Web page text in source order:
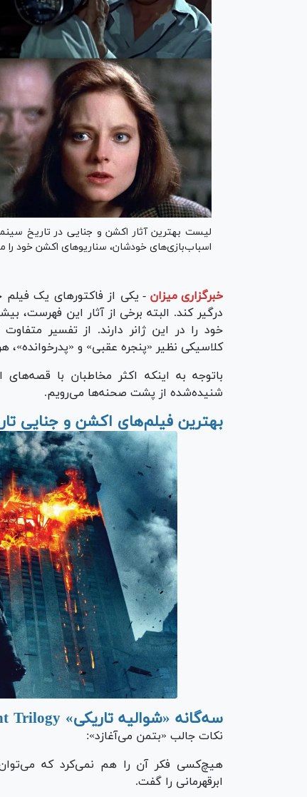
لیست بهترین آثار اکشن و جنایی در تاریخ
اسباب‌بازی‌های خودشان، سناریوهای اکشن خود را
خبرگزاری میزان - یکی از فاکتورهای یک
درگیر کند. البته برخی از آثار این
خود را در این ژانر دارند. از تفسیر متفاوت
کلاسیکی نظیر «پنجره عقبی» و «پدرخوانده»،
باتوجه به اینکه اکثر مخاطبان با
شنیده‌شده از پشت صحنه‌ها می‌رویم.
بهترین فیلم‌های اکشن و جنایی
سه‌گانه «شوالیه تاریکی» The Dark Knight Trilogy
نکات جالب «بتمن می‌آغازد»:
هیچ‌کسی فکر آن را هم نمی‌کرد که
ابرقهرمانی را گفت.